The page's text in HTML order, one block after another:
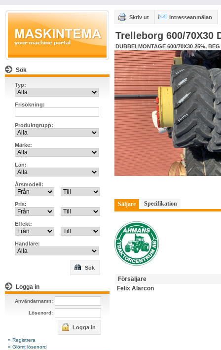
Sök
Typ:
Frisökning:
Produktgrupp:
Märke:
Län:
Årsmodell:
Pris:
Effekt:
Handlare:
Sök
Logga in
Användarnamn:
Lösenord:
Logga in
» Registrera
» Glömt lösenord
Skriv ut Intresseanmälan
Trelleborg 600/70X30
DUBBELMONTAGE 600/70X30 25%, BEG
Säljare Specifikation
Försäljare
Felix Alarcon